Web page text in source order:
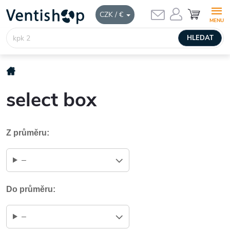
CZK / €
obsah
HLEDAT
NÁKUPNÍ
KOŠÍK
Domů
select box
Z průměru:
–
Do průměru:
–